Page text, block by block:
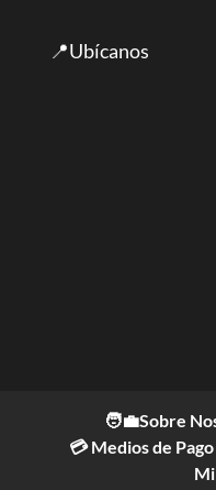
📍Ubícanos
🧑‍💼Sobre
💳 Medios de Pago